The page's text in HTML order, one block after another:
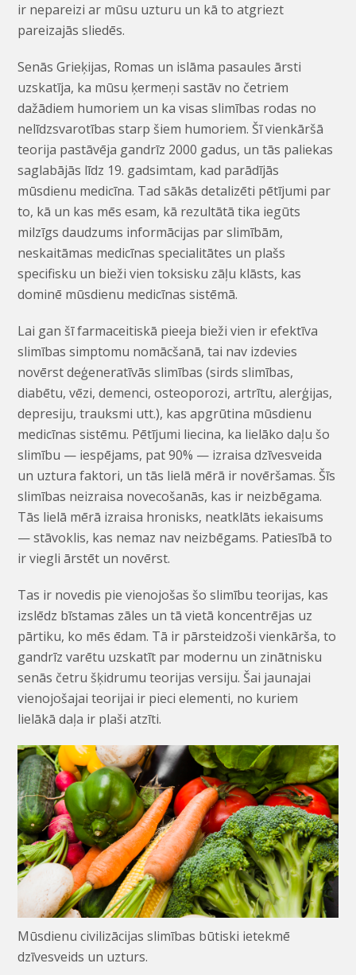
ir nepareizi ar mūsu uzturu un kā to atgriezt
pareizajās sliedēs.
Senās Grieķijas, Romas un islāma pasaules ārsti
uzskatīja, ka mūsu ķermeņi sastāv no četriem
dažādiem humoriem un ka visas slimības rodas no
nelīdzsvarotības starp šiem humoriem. Šī vienkāršā
teorija pastāvēja gandrīz 2000 gadus, un tās paliekas
saglabājās līdz 19. gadsimtam, kad parādījās
mūsdienu medicīna. Tad sākās detalizēti pētījumi par
to, kā un kas mēs esam, kā rezultātā tika iegūts
milzīgs daudzums informācijas par slimībām,
neskaitāmas medicīnas specialitātes un plašs
specifisku un bieži vien toksisku zāļu klāsts, kas
dominē mūsdienu medicīnas sistēmā.
Lai gan šī farmaceitiskā pieeja bieži vien ir efektīva
slimības simptomu nomācšanā, tai nav izdevies
novērst deģeneratīvās slimības (sirds slimības,
diabētu, vēzi, demenci, osteoporozi, artrītu, alerģijas,
depresiju, trauksmi utt.), kas apgrūtina mūsdienu
medicīnas sistēmu. Pētījumi liecina, ka lielāko daļu šo
slimību — iespējams, pat 90% — izraisa dzīvesveida
un uztura faktori, un tās lielā mērā ir novēršamas. Šīs
slimības neizraisa novecošanās, kas ir neizbēgama.
Tās lielā mērā izraisa hronisks, neatklāts iekaisums
— stāvoklis, kas nemaz nav neizbēgams. Patiesībā to
ir viegli ārstēt un novērst.
Tas ir novedis pie vienojošas šo slimību teorijas, kas
izslēdz bīstamas zāles un tā vietā koncentrējas uz
pārtiku, ko mēs ēdam. Tā ir pārsteidzoši vienkārša, to
gandrīz varētu uzskatīt par modernu un zinātnisku
senās četru šķidrumu teorijas versiju. Šai jaunajai
vienojošajai teorijai ir pieci elementi, no kuriem
lielākā daļa ir plaši atzīti.
Mūsdienu civilizācijas slimības būtiski ietekmē
dzīvesveids un uzturs.